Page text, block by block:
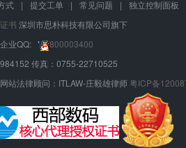
式 | 提交工单 | 常见问题 |
独立控制面板
书 深圳市思朴科技有限公司旗下
业QQ:
800003400
传真：0755-22710525
站法律顾问：ITLAW-庄毅雄律师粤ICP备